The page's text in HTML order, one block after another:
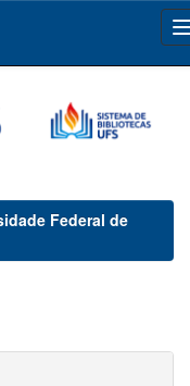
Federal de